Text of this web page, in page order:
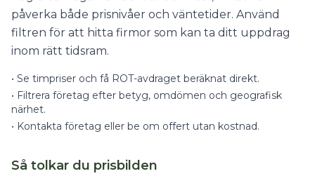
påverka både prisnivåer och väntetider. Använd
filtren för att hitta firmor som kan ta ditt uppdrag
inom rätt tidsram.
• Se timpriser och få ROT-avdraget beräknat direkt.
• Filtrera företag efter betyg, omdömen och geografisk
närhet.
• Kontakta företag eller be om offert utan kostnad.
Så tolkar du prisbilden